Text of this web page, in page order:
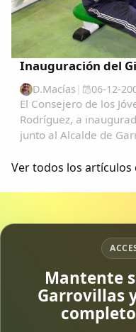
Inauguración del
D.Macías | 06-12-
El Consejero de los
Rodríguez, a
junto al Alcalde de
presidente de la
Ver todos los
Mantente
Garrovillas